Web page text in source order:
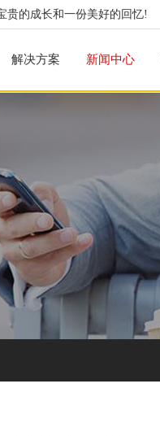
贵的成长和一份美好的回忆!
解决方案 新闻中心